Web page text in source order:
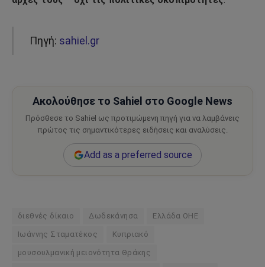
Πηγή: sahiel.gr
Ακολούθησε το Sahiel στο Google News
Πρόσθεσε το Sahiel ως προτιμώμενη πηγή για να λαμβάνεις
πρώτος τις σημαντικότερες ειδήσεις και αναλύσεις.
Add as a preferred source
διεθνές δίκαιο Δωδεκάνησα Ελλάδα ΟΗΕ
Ιωάννης Σταματέκος Κυπριακό
μουσουλμανική μειονότητα Θράκης